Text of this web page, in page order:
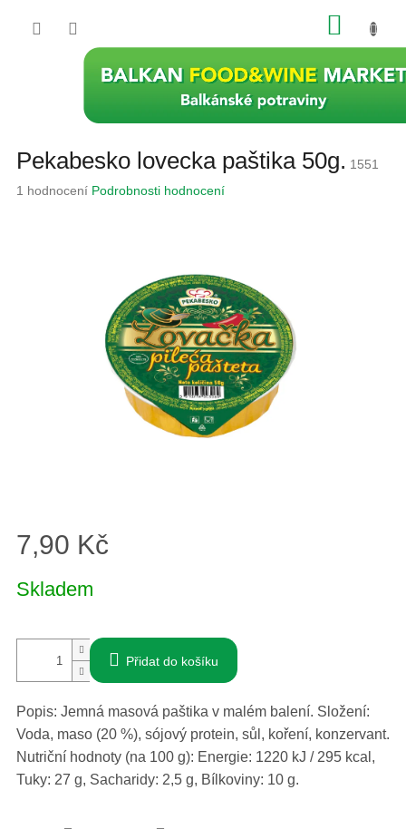
KOŠÍK
Pekabesko lovecka paštika 50g. 1551
Průměrné
1 hodnocení Podrobnosti hodnocení
7,90 Kč
cena:
Skladem
Přidat do košíku
Popis: Jemná masová paštika v malém balení. Složení:
Voda, maso (20 %), sójový protein, sůl, koření, konzervant.
Nutriční hodnoty (na 100 g): Energie: 1220 kJ / 295 kcal,
Tuky: 27 g, Sacharidy: 2,5 g, Bílkoviny: 10 g.